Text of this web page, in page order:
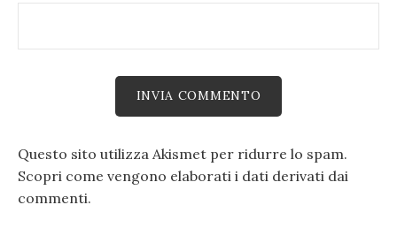
Questo sito utilizza Akismet per ridurre lo spam.
Scopri come vengono elaborati i dati derivati dai
commenti.